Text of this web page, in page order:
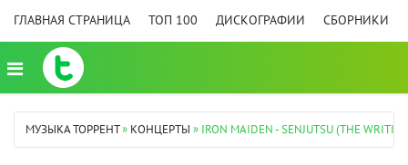
ГЛАВНАЯ СТРАНИЦА ТОП 100 ДИСКОГРАФИИ СБОРНИКИ
МУЗЫКА ТОРРЕНТ» КОНЦЕРТЫ » IRON MAIDEN - SENJUTSU (THE